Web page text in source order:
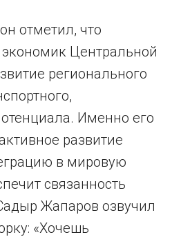
отметил, что
Центральной
регионального
Именно его
развитие
в мировую
связанность
Жапаров озвучил
«Хочешь